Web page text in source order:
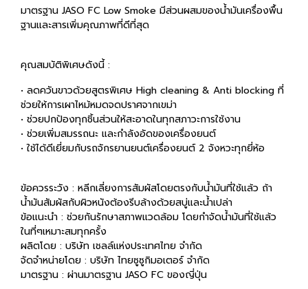
มาตรฐาน JASO FC Low Smoke มีส่วนผสมของน้ำมันเครื่องพื้น
ฐานและสารเพิ่มคุณภาพที่ดีที่สุด
คุณสมบัติพิเศษดังนี้ :
• ลดควันขาวด้วยสูตรพิเศษ High cleaning & Anti blocking ที่
ช่วยให้การเผาไหม้หมดจดปราศจากเขม่า
• ช่วยปกป้องทุกชิ้นส่วนให้สะอาดในทุกสภาวะการใช้งาน
• ช่วยเพิ่มสมรรถนะ และกำลังอัดของเครื่องยนต์
• ใช้ได้ดีเยี่ยมกับรถจักรยานยนต์เครื่องยนต์ 2 จังหวะทุกยี่ห้อ
ข้อควรระวัง : หลีกเลี่ยงการสัมผัสโดยตรงกับน้ำมันที่ใช้แล้ว ถ้า
น้ำมันสัมผัสกับผิวหนังต้องรีบล้างด้วยสบู่และน้ำเปล่า
ข้อแนะนำ : ช่วยกันรักษาสภาพแวดล้อม โดยกำจัดน้ำมันที่ใช้แล้ว
ในที่ๆเหมาะสมทุกครั้ง
ผลิตโดย : บริษัท เชลล์แห่งประเทศไทย จำกัด
จัดจำหน่ายโดย : บริษัท ไทยซูซูกิมอเตอร์ จำกัด
มาตรฐาน : ผ่านมาตรฐาน JASO FC ของญี่ปุ่น